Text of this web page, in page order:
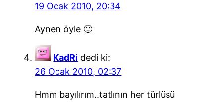
19 Ocak 2010, 20:34
Aynen öyle 🙂
KadRi dedi ki:
26 Ocak 2010, 02:37
Hmm bayılırım..tatlının her türlüsü